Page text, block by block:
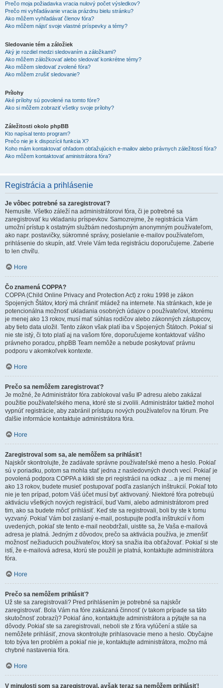
Prečo moja požiadavka vracia nulový počet výsledkov?
Prečo mi vyhľadávanie vracia prázdnu bielu stránku?
Ako môžem vyhľadávať členov fóra?
Ako môžem nájsť svoje vlastné príspevky a témy?
Sledovanie tém a záložiek
Aký je rozdiel medzi sledovaním a záložkami?
Ako môžem záložkovať alebo sledovať konkrétne témy?
Ako môžem sledovať zvolené fóra?
Ako môžem zrušiť sledovanie?
Prílohy
Aké prílohy sú povolené na tomto fóre?
Ako si môžem zobraziť všetky svoje prílohy?
Záležitosti okolo phpBB
Kto napísal tento program?
Prečo nie je k dispozícii funkcia X?
Koho mám kontaktovať ohľadom obťažujúcich e-mailov alebo právnych záležitostí fóra?
Ako môžem kontaktovať aministrátora fóra?
Registrácia a prihlásenie
Je vôbec potrebné sa zaregistrovať?
Nemusíte. Všetko záleží na administrátorovi fóra, či je potrebné sa
zaregistrovať ku vkladaniu príspevkov. Samozrejme, že registrácia Vám
umožní prístup k ostatným službám nedostupným anonymným používateľom,
ako napr. postavičky, súkromné správy, posielanie e-mailov používateľom,
prihlásenie do skupín, atď. Vrele Vám teda registráciu doporučujeme. Zaberie
to len chvíľu.
Hore
Čo znamená COPPA?
COPPA (Child Online Privacy and Protection Act) z roku 1998 je zákon
Spojených Štátov, ktorý má chrániť mládež na internete. Na stránkach, kde je
potencionálna možnosť ukladania osobných údajov o používateľovi, ktorému
je menej ako 13 rokov, musí mať súhlas rodičov alebo zákonných zástupcov,
aby tieto data uložil. Tento zákon však platí iba v Spojených Štátoch. Pokiaľ si
nie ste istý, či toto platí aj na vašom fóre, doporučujeme kontaktovať vášho
právneho poradcu, phpBB Team nemôže a nebude poskytovať právnu
podporu v akomkoľvek kontexte.
Hore
Prečo sa nemôžem zaregistrovať?
Je možné, že Administrátor fóra zablokoval vašu IP adresu alebo zakázal
použitie používateľského mena, ktoré ste si zvolili. Administrátor taktiež mohol
vypnúť registrácie, aby zabránil prístupu nových používateľov na fórum. Pre
ďalšie informácie kontaktuje administrátora fóra.
Hore
Zaregistroval som sa, ale nemôžem sa prihlásiť!
Najskôr skontrolujte, že zadávate správne používateľské meno a heslo. Pokiaľ
sú v poriadku, potom sa mohla stať jedna z nasledovných dvoch vecí. Pokiaľ je
povolená podpora COPPA a klikli ste pri registrácii na odkaz ... a je mi menej
ako 13 rokov, budete musieť postupovať podľa zaslaných inštrukcií. Pokiaľ toto
nie je ten prípad, potom Váš účet musí byť aktivovaný. Niektoré fóra potrebujú
aktiváciu všetkých nových registrácií, buď Vami, alebo administrátorom pred
tim, ako sa budete môcť prihlásiť. Keď ste sa registrovali, boli by ste k tomu
vyzvaný. Pokiaľ Vám bol zaslaný e-mail, postupujte podľa inštrukcií v ňom
uvedených, pokiaľ ste tento e-mail neobdržali, uistite sa, že Vaša e-mailová
adresa je platná. Jedným z dôvodov, prečo sa aktivácia používa, je zmenšiť
možnosť nežiaducich používateľov, ktorý sa snažia iba obťažovať. Pokiaľ si ste
istí, že e-mailová adresa, ktorú ste použili je platná, kontaktujte administrátora
fóra.
Hore
Prečo sa nemôžem prihlásiť?
Už ste sa zaregistrovali? Pred prihlásením je potrebné sa najskôr
zaregistrovať. Bola Vám na fóre zakázaná činnosť (v takom prípade sa táto
skutočnosť zobrazí)? Pokiaľ áno, kontaktujte administrátora a pýtajte sa na
dôvody. Pokiaľ ste sa zaregistrovali, neboli ste z fóra vylúčení a stále sa
nemôžete prihlásiť, znova skontrolujte prihlasovacie meno a heslo. Obyčajne
toto býva ten problém a pokiaľ nie je, kontaktujte administrátora, možno má
chybné nastavenia fóra.
Hore
V minulosti som sa zaregistroval, avšak teraz sa nemôžem prihlásiť!